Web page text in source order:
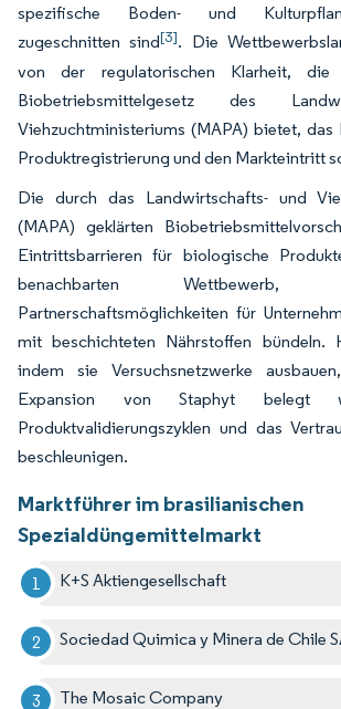
spezifische Boden- und
zugeschnitten sind[3]. Die
von der regulatorischen Klarheit, die
Biobetriebsmittelgesetz des
Viehzuchtministeriums (MAPA) bietet, das
Produktregistrierung und den Markteintritt
Die durch das Landwirtschafts- und
(MAPA) geklärten
Eintrittsbarrieren für biologische
benachbarten
Partnerschaftsmöglichkeiten für
mit beschichteten Nährstoffen bündeln.
indem sie Versuchsnetzwerke
Expansion von Staphyt
Produktvalidierungszyklen und das
beschleunigen.
Marktführer im brasilianischen
Spezialdüngemittelmarkt
K+S Aktiengesellschaft
Sociedad Quimica y Minera de Chile
The Mosaic Company